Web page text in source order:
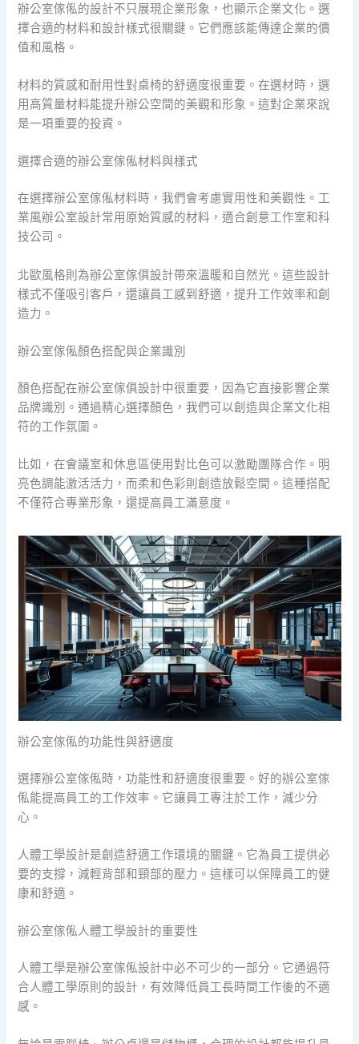
辦公室傢俬的設計不只展現企業形象，也顯示企業文化。選
擇合適的材料和設計樣式很關鍵。它們應該能傳達企業的價
值和風格。
材料的質感和耐用性對桌椅的舒適度很重要。在選材時，選
用高質量材料能提升辦公空間的美觀和形象。這對企業來說
是一項重要的投資。
選擇合適的辦公室傢俬材料與樣式
在選擇辦公室傢俬材料時，我們會考慮實用性和美觀性。工
業風辦公室設計常用原始質感的材料，適合創意工作室和科
技公司。
北歐風格則為辦公室傢俱設計帶來溫暖和自然光。這些設計
樣式不僅吸引客戶，還讓員工感到舒適，提升工作效率和創
造力。
辦公室傢俬顏色搭配與企業識別
顏色搭配在辦公室傢俱設計中很重要，因為它直接影響企業
品牌識別。通過精心選擇顏色，我們可以創造與企業文化相
符的工作氛圍。
比如，在會議室和休息區使用對比色可以激勵團隊合作。明
亮色調能激活活力，而柔和色彩則創造放鬆空間。這種搭配
不僅符合專業形象，還提高員工滿意度。
辦公室傢俬的功能性與舒適度
選擇辦公室傢俬時，功能性和舒適度很重要。好的辦公室傢
俬能提高員工的工作效率。它讓員工專注於工作，減少分
心。
人體工學設計是創造舒適工作環境的關鍵。它為員工提供必
要的支撐，減輕背部和頸部的壓力。這樣可以保障員工的健
康和舒適。
辦公室傢俬人體工學設計的重要性
人體工學是辦公室傢俬設計中必不可少的一部分。它通過符
合人體工學原則的設計，有效降低員工長時間工作後的不適
感。